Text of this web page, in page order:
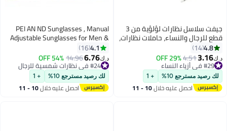
جيفت سلاسل نظارات لؤلؤية من 3
قطع للرجال والنساء، حاملات نظارات،
حبل تعليق للرقبة، إكسسوار نظارات
(ذهبي وردي/وردي/أبيض)
4.8
14
د.ك‏3.16
4.51
29% OFF
#29 في أزياء النساء
#29 في أزياء النساء
لك رصيد مسترجع 10% + 1
احصل عليه خلال 10 - 11
PEI AN ND Sunglasses , Manual
Adjustable Sunglasses for Men &
Women, 1-9 Rotatable Light
Control, Polarized, UV400
Protection, for Driving, Fishing,
Travel, Outdoor Activities
4.1
16
د.ك‏6.76
14.96
54% OFF
#24 في نظارات شمسية للرجال
#24 في نظارات شمسية للرجال
لك رصيد مسترجع 10% + 1
احصل عليه خلال 10 - 11